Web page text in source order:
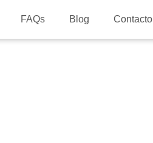
FAQs Blog Contacto